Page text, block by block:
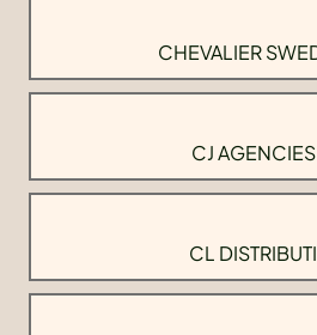
CHEVALIER
CJ
CL